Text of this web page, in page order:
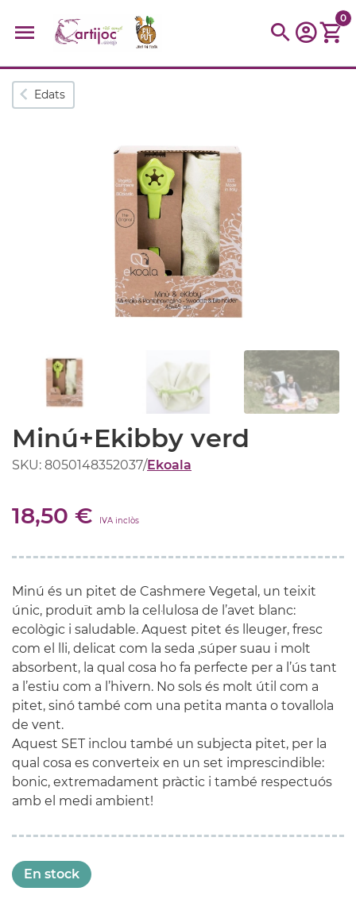
Cerques populars
parquing tinkering kit
0
Edats
Minú+Ekibby verd
SKU: 8050148352037/Ekoala
18,50 € IVA inclòs
Minú és un pitet de Cashmere Vegetal, un teixit
únic, produït amb la cel·lulosa de l’avet blanc:
ecològic i saludable. Aquest pitet és lleuger, fresc
com el lli, delicat com la seda ,súper suau i molt
absorbent, la qual cosa ho fa perfecte per a l’ús tant
a l’estiu com a l’hivern. No sols és molt útil com a
pitet, sinó també com una petita manta o tovallola
de vent.
Aquest SET inclou també un subjecta pitet, per la
qual cosa es converteix en un set imprescindible:
bonic, extremadament pràctic i també respectuós
amb el medi ambient!
En stock